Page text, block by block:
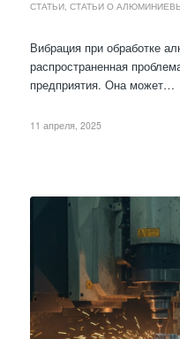
СТАТЬИ, СТАТЬИ О
Вибрация при обработке
распространенная
предприятия. Она может…
11 апреля, 2025